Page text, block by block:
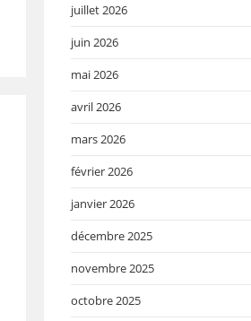
juillet 2026
juin 2026
mai 2026
avril 2026
mars 2026
février 2026
janvier 2026
décembre 2025
novembre 2025
octobre 2025